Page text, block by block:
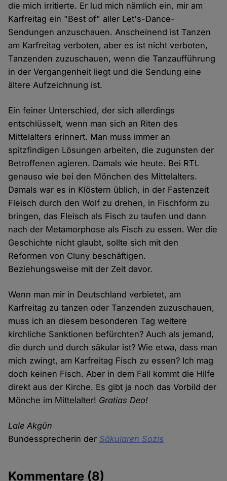
die mich irritierte. Er lud mich nämlich ein, mir am
Karfreitag ein "Best of" aller Let's-Dance-
Sendungen anzuschauen. Anscheinend ist Tanzen
am Karfreitag verboten, aber es ist nicht verboten,
Tanzenden zuzuschauen, wenn die Tanzaufführung
in der Vergangenheit liegt und die Sendung eine
ältere Aufzeichnung ist.
Ein feiner Unterschied, der sich allerdings
entschlüsselt, wenn man sich an Riten des
Mittelalters erinnert. Man muss immer an
spitzfindigen Lösungen arbeiten, die zugunsten der
Betroffenen agieren. Damals wie heute. Bei RTL
genauso wie bei den Mönchen des Mittelalters.
Damals war es in Klöstern üblich, in der Fastenzeit
Fleisch durch den Wolf zu drehen, in Fischform zu
bringen, das Fleisch als Fisch zu taufen und dann
nach der Metamorphose als Fisch zu essen. Wer die
Geschichte nicht glaubt, sollte sich mit den
Reformen von Cluny beschäftigen.
Beziehungsweise mit der Zeit davor.
Wenn man mir in Deutschland verbietet, am
Karfreitag zu tanzen oder Tanzenden zuzuschauen,
muss ich an diesem besonderen Tag weitere
kirchliche Sanktionen befürchten? Auch als jemand,
die durch und durch säkular ist? Wie etwa, dass man
mich zwingt, am Karfreitag Fisch zu essen? Ich mag
doch keinen Fisch. Aber in dem Fall kommt die Hilfe
direkt aus der Kirche. Es gibt ja noch das Vorbild der
Mönche im Mittelalter! Gratias Deo!
Lale Akgün
Bundessprecherin der Säkularen Sozis
Kommentare (8)